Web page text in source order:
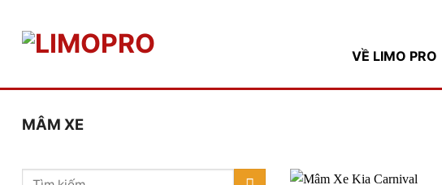
VỀ LIMO PRO
MÂM XE
Tìm